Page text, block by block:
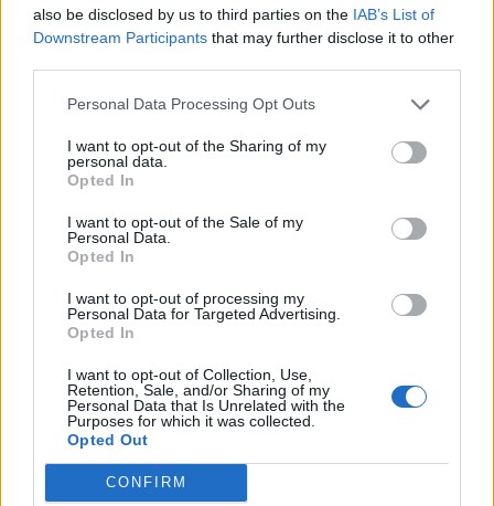
also be disclosed by us to third parties on the IAB’s List of
Downstream Participants that may further disclose it to other
Personal Data Processing Opt Outs
I want to opt-out of the Sharing of my
personal data.
Opted In
I want to opt-out of the Sale of my
Personal Data.
Opted In
I want to opt-out of processing my
Personal Data for Targeted Advertising.
Opted In
I want to opt-out of Collection, Use,
Retention, Sale, and/or Sharing of my
Personal Data that Is Unrelated with the
Purposes for which it was collected.
Opted Out
CONFIRM